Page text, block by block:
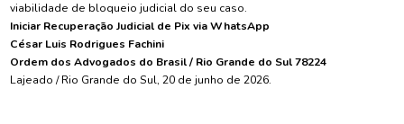
viabilidade de bloqueio judicial do seu caso.
Iniciar Recuperação Judicial de Pix via WhatsApp
César Luis Rodrigues Fachini
Ordem dos Advogados do Brasil / Rio Grande do Sul 78224
Lajeado / Rio Grande do Sul, 20 de junho de 2026.